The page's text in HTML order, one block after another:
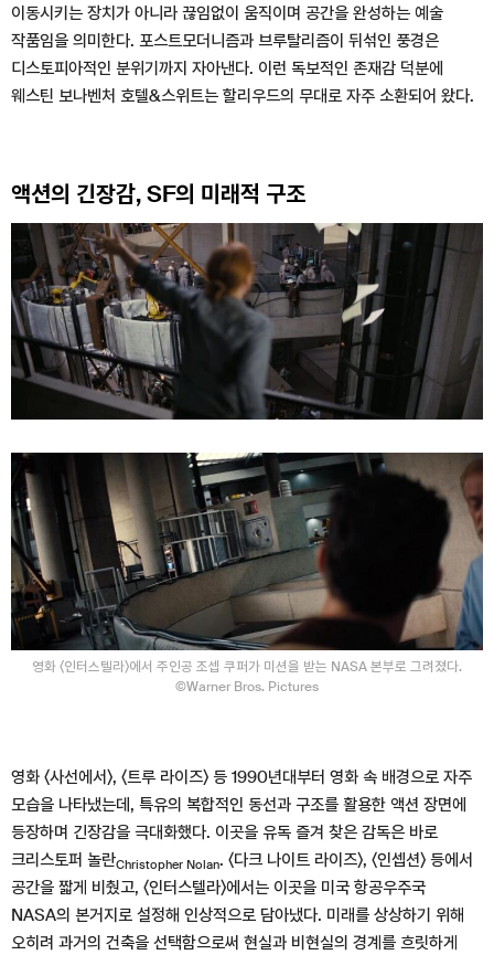
이동시키는 장치가 아니라 끊임없이 움직이며 공간을 완성하는 예술
작품임을 의미한다. 포스트모더니즘과 브루탈리즘이 뒤섞인 풍경은
디스토피아적인 분위기까지 자아낸다. 이런 독보적인 존재감 덕분에
웨스틴 보나벤처 호텔&스위트는 할리우드의 무대로 자주 소환되어 왔다.
액션의 긴장감, SF의 미래적 구조
영화 〈인터스텔라〉에서 주인공 조셉 쿠퍼가 미션을 받는 NASA 본부로 그려졌다.
©Warner Bros. Pictures
영화 〈사선에서〉, 〈트루 라이즈〉 등 1990년대부터 영화 속 배경으로 자주
모습을 나타냈는데, 특유의 복합적인 동선과 구조를 활용한 액션 장면에
등장하며 긴장감을 극대화했다. 이곳을 유독 즐겨 찾은 감독은 바로
크리스토퍼 놀란Christopher Nolan. 〈다크 나이트 라이즈〉, 〈인셉션〉 등에서
공간을 짧게 비췄고, 〈인터스텔라〉에서는 이곳을 미국 항공우주국
NASA의 본거지로 설정해 인상적으로 담아냈다. 미래를 상상하기 위해
오히려 과거의 건축을 선택함으로써 현실과 비현실의 경계를 흐릿하게